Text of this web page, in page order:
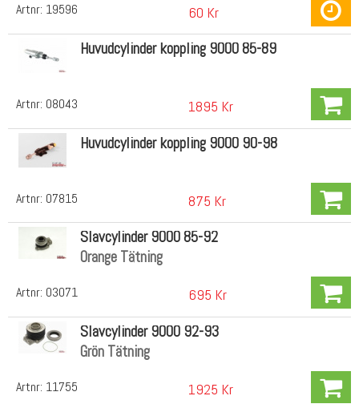
Artnr: 19596 60 Kr
Artnr: 08043
Huvudcylinder koppling 9000 85-89
1895 Kr
Artnr: 07815
Huvudcylinder koppling 9000 90-98
875 Kr
Artnr: 03071
Slavcylinder 9000 85-92
Orange Tätning
695 Kr
Artnr: 11755
Slavcylinder 9000 92-93
Grön Tätning
1925 Kr